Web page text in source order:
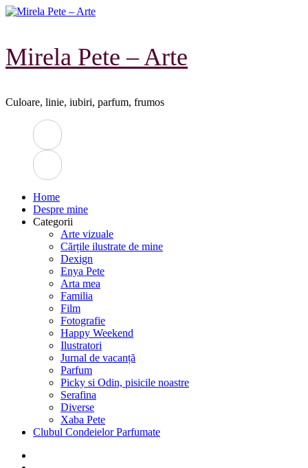
Sari
Mirela Pete – Arte
Culoare, linie, iubiri, parfum, frumos
Home
Despre mine
Categorii
Arte vizuale
Cărțile ilustrate de mine
Dexign
Enya Pete
Arta mea
Familia
Film
Fotografie
Happy Weekend
Ilustratori
Jurnal de vacanță
Parfum
Picky si Odin, pisicile noastre
Serafina
Diverse
Xaba Pete
Clubul Condeielor Parfumate